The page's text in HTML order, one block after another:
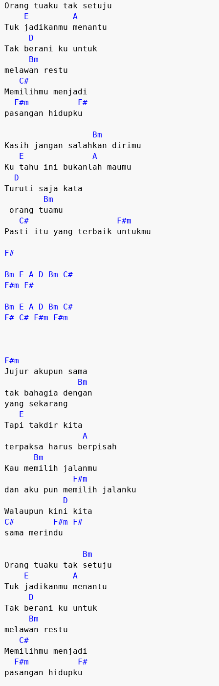
Orang tuaku tak setuju
E
A
Tuk jadikanmu menantu
D
Tak berani ku untuk
Bm
melawan restu
C#
Memilihmu menjadi
F#m
F#
pasangan hidupku
Bm
Kasih jangan salahkan dirimu
E
A
Ku tahu ini bukanlah maumu
D
Turuti saja kata
Bm
C#
F#m
Pasti itu yang terbaik untukmu
F#
Bm E A D Bm
C#
F#m
F#
Bm E A D Bm
C#
F# C# F#m F#m
F#m
Jujur akupun sama
Bm
tak bahagia dengan
yang sekarang
E
Tapi takdir kita
A
terpaksa harus berpisah
Bm
Kau memilih jalanmu
F#m
dan aku pun memilih jalanku
D
C#
F#m
F#
sama merindu
Bm
Orang tuaku tak setuju
E
A
Tuk jadikanmu menantu
D
Tak berani ku untuk
Bm
melawan restu
C#
Memilihmu menjadi
F#m
F#
pasangan hidupku